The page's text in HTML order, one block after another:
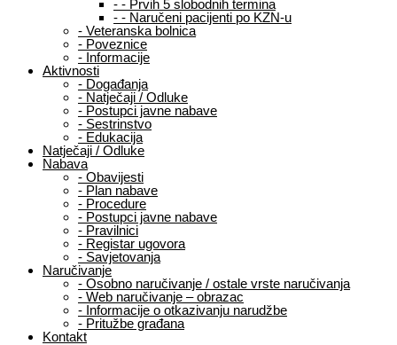
- - Prvih 5 slobodnih termina
- - Naručeni pacijenti po KZN-u
- Veteranska bolnica
- Poveznice
- Informacije
Aktivnosti
- Događanja
- Natječaji / Odluke
- Postupci javne nabave
- Sestrinstvo
- Edukacija
Natječaji / Odluke
Nabava
- Obavijesti
- Plan nabave
- Procedure
- Postupci javne nabave
- Pravilnici
- Registar ugovora
- Savjetovanja
Naručivanje
- Osobno naručivanje / ostale vrste naručivanja
- Web naručivanje – obrazac
- Informacije o otkazivanju narudžbe
- Pritužbe građana
Kontakt